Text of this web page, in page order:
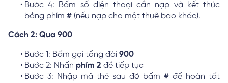
Bước 4: Bấm số điện thoại cần nạp và kết thúc
bằng phím # (nếu nạp cho một thuê bao khác).
Cách 2: Qua 900
Bước 1: Bấm gọi tổng đài 900
Bước 2: Nhấn phím 2 để tiếp tục
Bước 3: Nhập mã thẻ sau đó bấm # để hoàn tất